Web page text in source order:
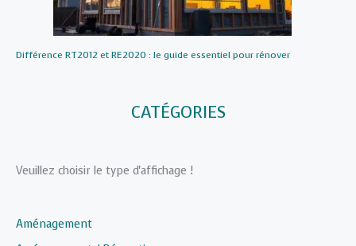
Différence RT2012 et RE2020 : le guide essentiel pour rénover
CATÉGORIES
Veuillez choisir le type d'affichage !
Aménagement